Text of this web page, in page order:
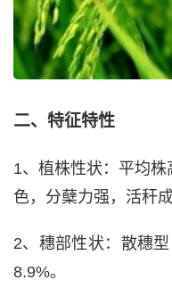
二、特征特性
1、植株性状：平均
色，分蘖力强，活秆成
2、穗部性状：散穗
8.9%。